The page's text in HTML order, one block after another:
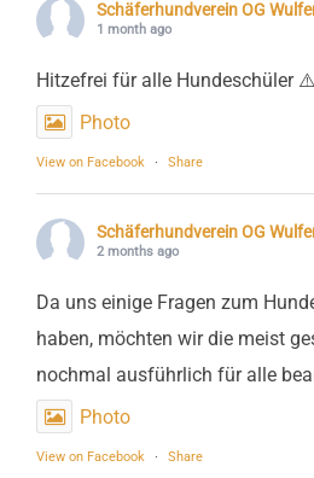
Schäferhundverein OG
1 month ago
Hitzefrei für alle Hundeschüler ⚠️
Photo
View on Facebook · Share
Schäferhundverein OG
2 months ago
Da uns einige Fragen zum
haben, möchten wir die meist
nochmal ausführlich für alle
Photo
View on Facebook · Share